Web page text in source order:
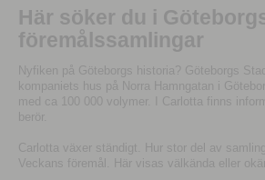
Här söker du i
föremålssamlingar
Nyfiken på Göteborgs historia? Göteborgs
kompaniets hus på Norra Hamngatan i
med ca 100 000 volymer. I Carlotta finns
berör.
Carlotta växer ständigt. Hur stor del av
Veckans föremål. Här visas välkända eller